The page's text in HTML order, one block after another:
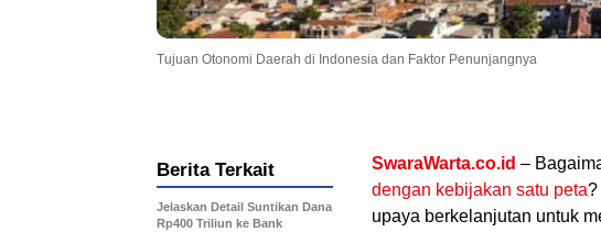
Tujuan Otonomi Daerah di Indonesia dan Faktor Penunjangnya
SwaraWarta.co.id –
dengan kebijakan satu peta?
upaya berkelanjutan untuk
Berita Terkait
Jelaskan Detail Suntikan Dana
Rp400 Triliun ke Bank